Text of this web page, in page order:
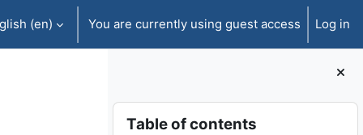
‎(en)‎ You are currently using guest access Log in
Blocks
Skip Table of contents
Table of contents